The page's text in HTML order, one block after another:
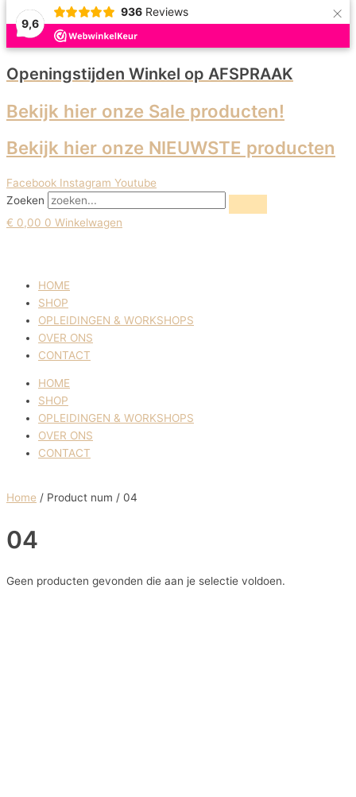
9,6
936 Reviews ×
naar
Openingstijden Winkel op AFSPRAAK
Bekijk hier onze Sale producten!
Bekijk hier onze NIEUWSTE producten
Facebook Instagram Youtube
Zoeken
€ 0,00 0 Winkelwagen
HOME
SHOP
OPLEIDINGEN & WORKSHOPS
OVER ONS
CONTACT
HOME
SHOP
OPLEIDINGEN & WORKSHOPS
OVER ONS
CONTACT
Home / Product num / 04
04
Geen producten gevonden die aan je selectie voldoen.